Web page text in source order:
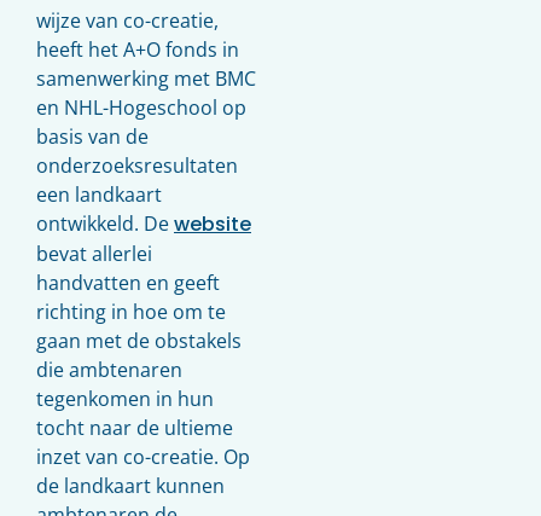
wijze van co-creatie,
heeft het A+O fonds in
samenwerking met BMC
en NHL-Hogeschool op
basis van de
onderzoeksresultaten
een landkaart
ontwikkeld. Dewebsite
bevat allerlei
handvatten en geeft
richting in hoe om te
gaan met de obstakels
die ambtenaren
tegenkomen in hun
tocht naar de ultieme
inzet van co-creatie. Op
de landkaart kunnen